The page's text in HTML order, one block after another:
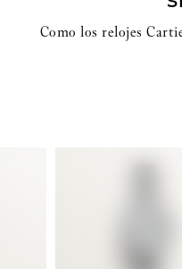
Como los relojes